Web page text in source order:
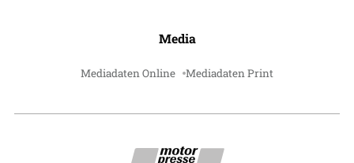
Media
Mediadaten Online Mediadaten Print